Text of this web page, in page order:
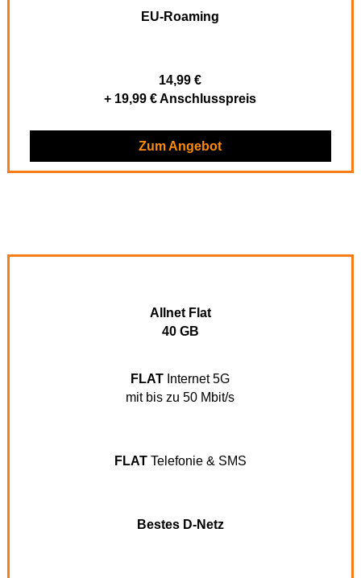
EU-Roaming
14,99 €
+ 19,99 € Anschlusspreis
Zum Angebot
Allnet Flat
40 GB
FLAT Internet 5G
mit bis zu 50 Mbit/s
FLATTelefonie & SMS
Bestes D-Netz